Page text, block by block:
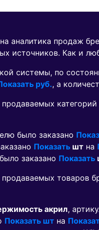
аналитика продаж
источников. Как и
системы, по
руб., а
категорий
было заказано
Показать шт на
заказано Показать
товаров
акрил,
Показать шт на